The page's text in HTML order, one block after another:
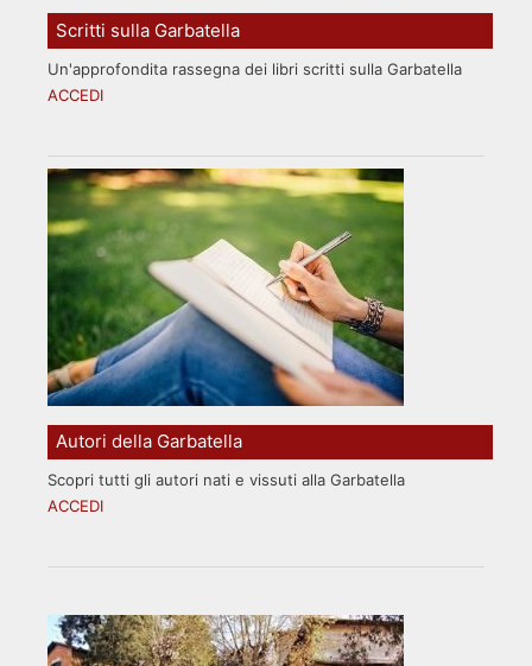
Scritti sulla Garbatella
Un'approfondita rassegna dei libri scritti sulla Garbatella
ACCEDI
Autori della Garbatella
Scopri tutti gli autori nati e vissuti alla Garbatella
ACCEDI